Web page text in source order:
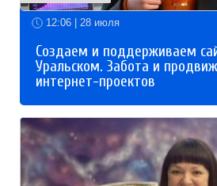
12:06 | 28 июля
Создаем и поддерживаем
Уральском. Забота и
интернет-проектов